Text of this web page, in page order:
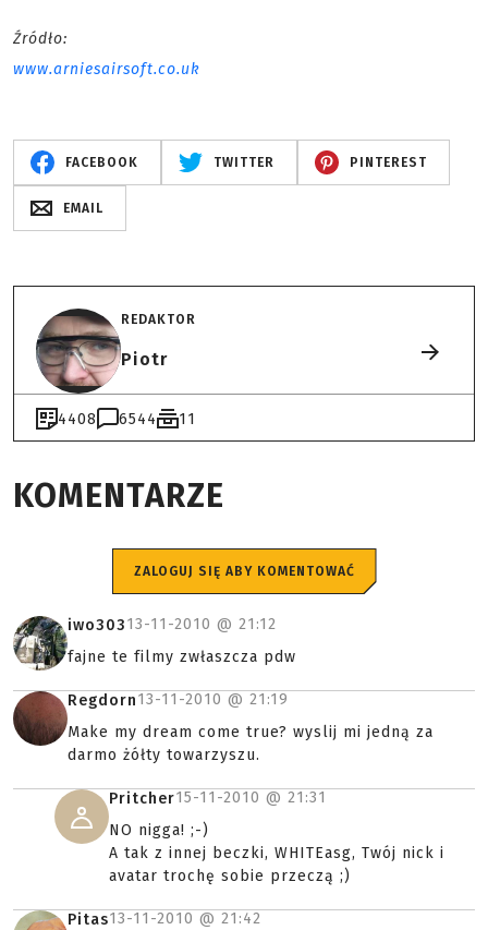
Źródło:
www.arniesairsoft.co.uk
FACEBOOK TWITTER PINTEREST
EMAIL
REDAKTOR
Piotr
4408 6544 11
KOMENTARZE
ZALOGUJ SIĘ ABY KOMENTOWAĆ
iwo30313-11-2010 @ 21:12
fajne te filmy zwłaszcza pdw
Regdorn13-11-2010 @ 21:19
Make my dream come true? wyslij mi jedną za
darmo żółty towarzyszu.
Pritcher15-11-2010 @ 21:31
NO nigga! ;-)
A tak z innej beczki, WHITEasg, Twój nick i
avatar trochę sobie przeczą ;)
Pitas13-11-2010 @ 21:42